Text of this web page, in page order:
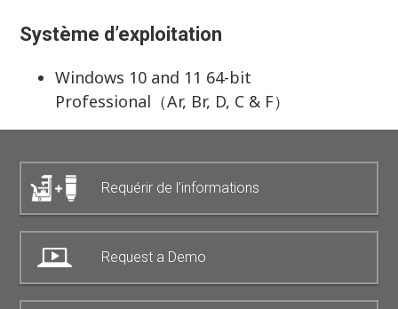
Système d’exploitation
Windows 10 and 11 64-bit
Professional（Ar, Br, D, C & F）
Requérir de l’informations
Request a Demo